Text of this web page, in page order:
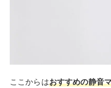
ここからはおすすめの静音